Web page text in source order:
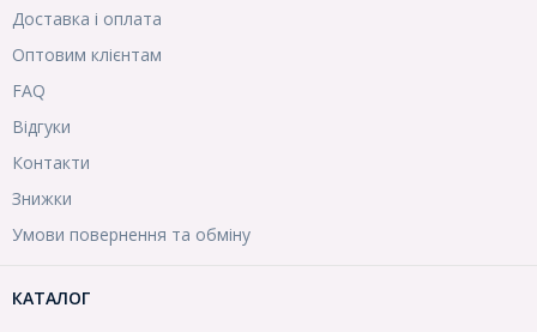
Доставка і оплата
Оптовим клієнтам
FAQ
Відгуки
Контакти
Знижки
Умови повернення та обміну
КАТАЛОГ